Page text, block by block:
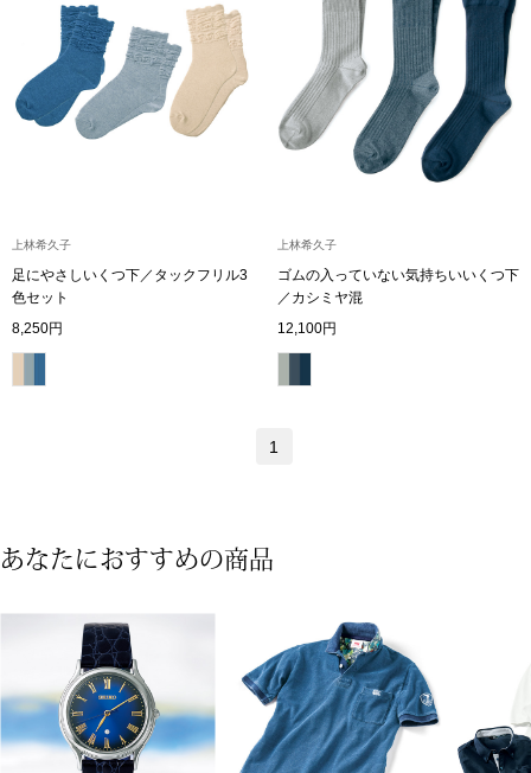
Miss Kyouko／ミスキョウコ
ランド
ク
ズ
ポーチ
その他
ウオッチ／
ネクタイ
マフラー／ス
上林希久子
足にやさしいくつ下／タックフリル3
色セット
8,250円
上林希久子
ゴムの入っていない気持ちいいくつ下
／カシミヤ混
12,100円
1
あなたにおすすめの商品